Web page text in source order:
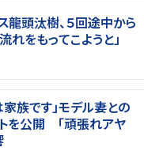
龍頭汰樹、５回途中から
れをもってこようと」
族です」モデル妻との
トを公開 「頑張れアヤ